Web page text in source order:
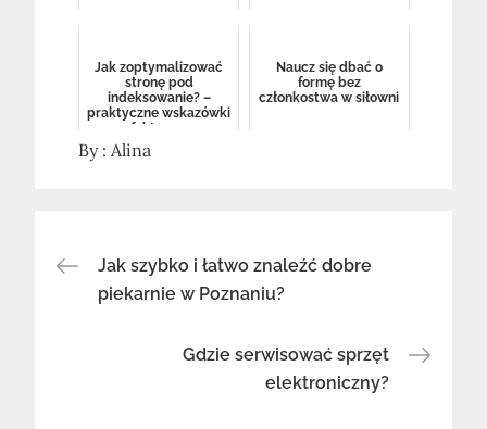
Jak zoptymalizować
stronę pod
indeksowanie? –
praktyczne wskazówki
na efektywne seo
Naucz się dbać o
formę bez
członkostwa w siłowni
By : Alina
Nawigacja
Jak szybko i łatwo znaleźć dobre
piekarnie w Poznaniu?
Gdzie serwisować sprzęt
elektroniczny?